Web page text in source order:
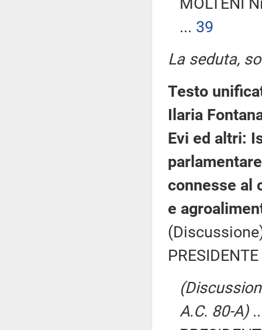
... 39
La seduta,
Testo
Ilaria
Evi ed altri:
connesse al
e
A.C. 80-A)